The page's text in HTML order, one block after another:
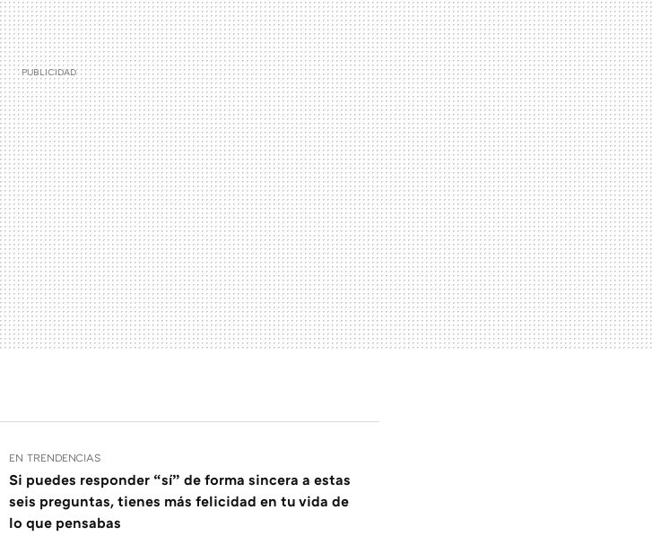
EN TRENDENCIAS
Si puedes responder “sí” de forma sincera a estas
seis preguntas, tienes más felicidad en tu vida de
lo que pensabas